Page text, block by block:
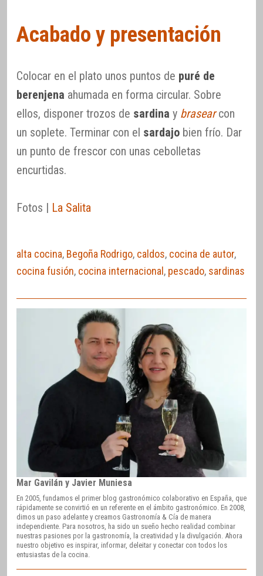
Acabado y presentación
Colocar en el plato unos puntos de puré de
berenjena ahumada en forma circular. Sobre
ellos, disponer trozos de sardina y brasearcon
un soplete. Terminar con el sardajo bien frío. Dar
un punto de frescor con unas cebolletas
encurtidas.
Fotos | La Salita
alta cocina, Begoña Rodrigo, caldos, cocina de autor,
cocina fusión, cocina internacional , pescado, sardinas
Mar Gavilán y Javier Muniesa
En 2005, fundamos el primer blog gastronómico colaborativo en España, que
rápidamente se convirtió en un referente en el ámbito gastronómico. En 2008,
dimos un paso adelante y creamos Gastronomía & Cía de manera
independiente. Para nosotros, ha sido un sueño hecho realidad combinar
nuestras pasiones por la gastronomía, la creatividad y la divulgación. Ahora
nuestro objetivo es inspirar, informar, deleitar y conectar con todos los
entusiastas de la cocina.